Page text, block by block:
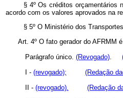
§ 4º Os créditos orçamentários
acordo com os valores aprovados na
§ 5º O Ministério dos
Art. 4º O fato gerador do AFRMM
Parágrafo único. (Revogado).
I - (revogado);
(Redação
II - (revogado).
(Redação